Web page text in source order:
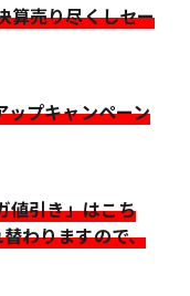
算売り尽くしセー
プキャンペーン
値引き」はこち
わりますので、